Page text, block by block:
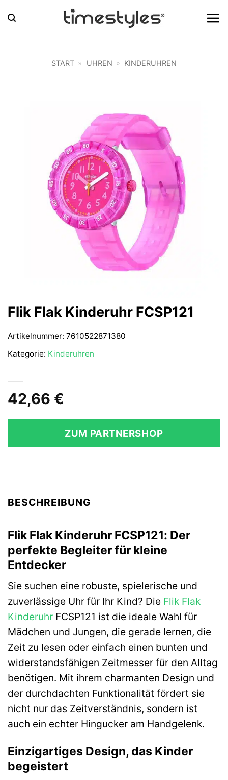
Inhalt
START » UHREN » KINDERUHREN
Flik Flak Kinderuhr FCSP121
42,66 €
ZUM PARTNERSHOP
Artikelnummer: 7610522871380
Kategorie: Kinderuhren
BESCHREIBUNG
Flik Flak Kinderuhr FCSP121: Der
perfekte Begleiter für kleine
Entdecker
Sie suchen eine robuste, spielerische und
zuverlässige Uhr für Ihr Kind? Die Flik Flak
Kinderuhr FCSP121 ist die ideale Wahl für
Mädchen und Jungen, die gerade lernen, die
Zeit zu lesen oder einfach einen bunten und
widerstandsfähigen Zeitmesser für den Alltag
benötigen. Mit ihrem charmanten Design und
der durchdachten Funktionalität fördert sie
nicht nur das Zeitverständnis, sondern ist
auch ein echter Hingucker am Handgelenk.
Einzigartiges Design, das Kinder
begeistert